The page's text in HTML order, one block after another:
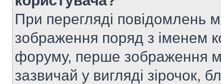
При перегляді повідомлень
зображення поряд з іменем
форуму, перше зображення
зазвичай у вигляді зірочок,